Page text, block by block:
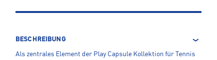
BESCHREIBUNG
Als zentrales Element der Play Capsule Kollektion für Tennis